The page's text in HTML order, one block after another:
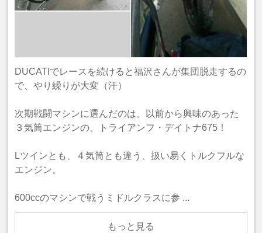
DUCATIでレースを続けると福沢さんが集団脱走するの
で、やり繰りが大変（汗）
次期戦闘マシンに選んだのは、以前から興味のあった
３気筒エンジンの、トライアンフ・デイトナ675！
Lツインとも、４気筒とも違う、扱い易くトルクフルな
エンジン。
600ccのマシンで戦うミドルクラスに参 ...
もっと見る